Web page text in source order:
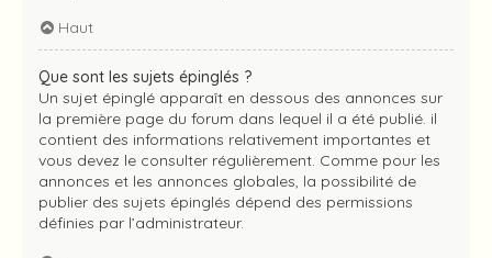
Haut
Que sont les sujets épinglés ?
Un sujet épinglé apparaît en dessous des annonces sur
la première page du forum dans lequel il a été publié. il
contient des informations relativement importantes et
vous devez le consulter régulièrement. Comme pour les
annonces et les annonces globales, la possibilité de
publier des sujets épinglés dépend des permissions
définies par l’administrateur.